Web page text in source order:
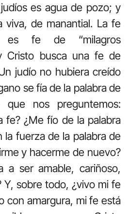
es agua de pozo; y
viva, de manantial. La fe
fe de “milagros
Cristo busca una fe de
judío no hubiera creído
se fía de la palabra de
que nos preguntemos:
fe? ¿Me fío de la palabra
la fuerza de la palabra de
y hacerme de nuevo?
a ser amable, cariñoso,
Y, sobre todo, ¿vivo mi fe
con amargura, mi fe está